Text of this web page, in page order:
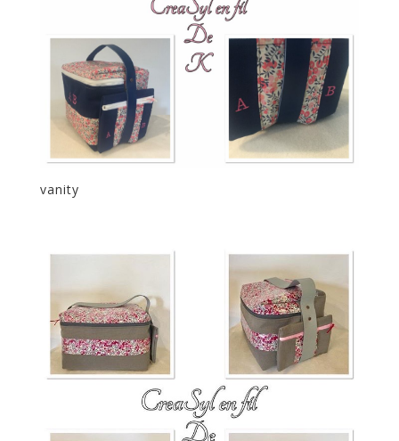
vanity